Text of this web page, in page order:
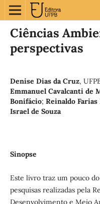
Ciências
perspectivas
Denise Dias da Cruz,
Emmanuel Cavalcanti de
Bonifácio; Reinaldo Farias
Israel de Souza
Sinopse
Este livro traz um pouco
pesquisas realizadas pela
Desenvolvimento e Meio